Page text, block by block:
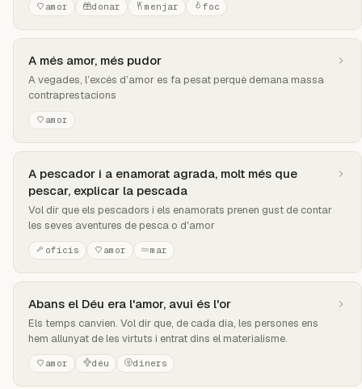
amor donar menjar foc
A més amor, més pudor
A vegades, l’excés d’amor es fa pesat perquè demana massa
contraprestacions
amor
A pescador i a enamorat agrada, molt més que
pescar, explicar la pescada
Vol dir que els pescadors i els enamorats prenen gust de contar
les seves aventures de pesca o d'amor
oficis amor mar
Abans el Déu era l'amor, avui és l'or
Els temps canvien. Vol dir que, de cada dia, les persones ens
hem allunyat de les virtuts i entrat dins el materialisme.
amor déu diners